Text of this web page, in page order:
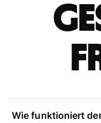
Wie funktioniert